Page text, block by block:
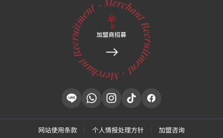
加盟商招募
网站使用条款 个人情报处理方针 加盟咨询